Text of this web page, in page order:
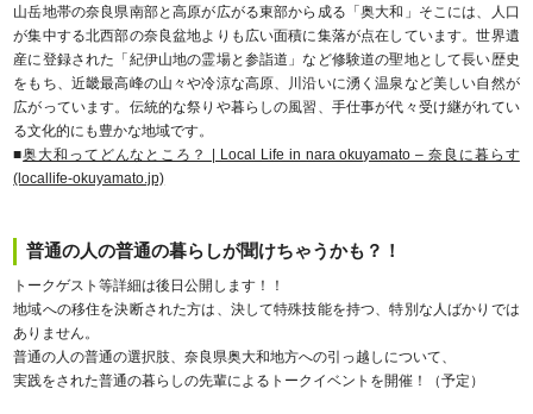
山岳地帯の奈良県南部と高原が広がる東部から成る「奥大和」そこには、人口
が集中する北西部の奈良盆地よりも広い面積に集落が点在しています。世界遺
産に登録された「紀伊山地の霊場と参詣道」など修験道の聖地として長い歴史
をもち、近畿最高峰の山々や冷涼な高原、川沿いに湧く温泉など美しい自然が
広がっています。伝統的な祭りや暮らしの風習、手仕事が代々受け継がれてい
る文化的にも豊かな地域です。
■奥大和ってどんなところ？ | Local Life in nara okuyamato – 奈良に暮らす
(locallife-okuyamato.jp)
普通の人の普通の暮らしが聞けちゃうかも？！
トークゲスト等詳細は後日公開します！！
地域への移住を決断された方は、決して特殊技能を持つ、特別な人ばかりでは
ありません。
普通の人の普通の選択肢、奈良県奥大和地方への引っ越しについて、
実践をされた普通の暮らしの先輩によるトークイベントを開催！（予定）